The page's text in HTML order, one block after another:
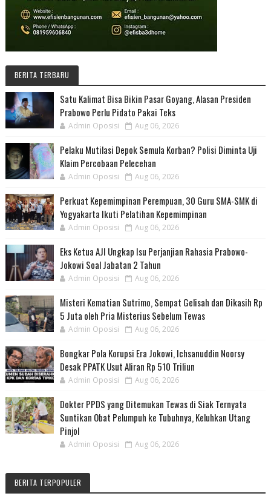
BERITA TERBARU
Satu Kalimat Bisa Bikin Pasar Goyang, Alasan Presiden
Prabowo Perlu Pidato Pakai Teks
Admin Oposisi Aug 06, 2026
Pelaku Mutilasi Depok Semula Korban? Polisi Diminta Uji
Klaim Percobaan Pelecehan
Admin Oposisi Aug 06, 2026
Perkuat Kepemimpinan Perempuan, 30 Guru SMA-SMK di
Yogyakarta Ikuti Pelatihan Kepemimpinan
Admin Oposisi Aug 06, 2026
Eks Ketua AJI Ungkap Isu Perjanjian Rahasia Prabowo-
Jokowi Soal Jabatan 2 Tahun
Admin Oposisi Aug 06, 2026
Misteri Kematian Sutrimo, Sempat Gelisah dan Dikasih Rp
5 Juta oleh Pria Misterius Sebelum Tewas
Admin Oposisi Aug 06, 2026
Bongkar Pola Korupsi Era Jokowi, Ichsanuddin Noorsy
Desak PPATK Usut Aliran Rp 510 Triliun
Admin Oposisi Aug 06, 2026
Dokter PPDS yang Ditemukan Tewas di Siak Ternyata
Suntikan Obat Pelumpuh ke Tubuhnya, Keluhkan Utang
Pinjol
Admin Oposisi Aug 06, 2026
BERITA TERPOPULER